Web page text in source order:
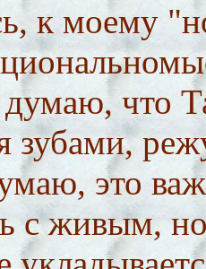
к моему
что
зубами,
это
с живым,